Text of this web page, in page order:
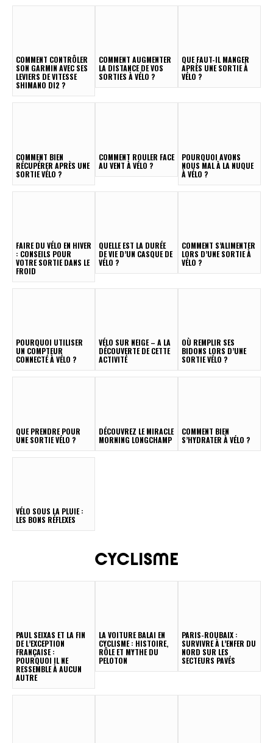
COMMENT CONTRÔLER
SON GARMIN AVEC SES
LEVIERS DE VITESSE
SHIMANO DI2 ?
COMMENT AUGMENTER
LA DISTANCE DE VOS
SORTIES À VÉLO ?
QUE FAUT-IL MANGER
APRÈS UNE SORTIE À
VÉLO ?
COMMENT BIEN
RÉCUPÉRER APRÈS UNE
SORTIE VÉLO ?
COMMENT ROULER FACE
AU VENT À VÉLO ?
POURQUOI AVONS
NOUS MAL À LA NUQUE
À VÉLO ?
FAIRE DU VÉLO EN HIVER
: CONSEILS POUR
VOTRE SORTIE DANS LE
FROID
QUELLE EST LA DURÉE
DE VIE D’UN CASQUE DE
VÉLO ?
COMMENT S’ALIMENTER
LORS D’UNE SORTIE À
VÉLO ?
POURQUOI UTILISER
UN COMPTEUR
CONNECTÉ À VÉLO ?
VÉLO SUR NEIGE – A LA
DÉCOUVERTE DE CETTE
ACTIVITÉ
OÙ REMPLIR SES
BIDONS LORS D’UNE
SORTIE VÉLO ?
QUE PRENDRE POUR
UNE SORTIE VÉLO ?
DÉCOUVREZ LE MIRACLE
MORNING LONGCHAMP
COMMENT BIEN
S’HYDRATER À VÉLO ?
VÉLO SOUS LA PLUIE :
LES BONS RÉFLEXES
CYCLISME
PAUL SEIXAS ET LA FIN
DE L’EXCEPTION
FRANÇAISE :
POURQUOI IL NE
RESSEMBLE À AUCUN
AUTRE
LA VOITURE BALAI EN
CYCLISME : HISTOIRE,
RÔLE ET MYTHE DU
PELOTON
PARIS-ROUBAIX :
SURVIVRE À L’ENFER DU
NORD SUR LES
SECTEURS PAVÉS